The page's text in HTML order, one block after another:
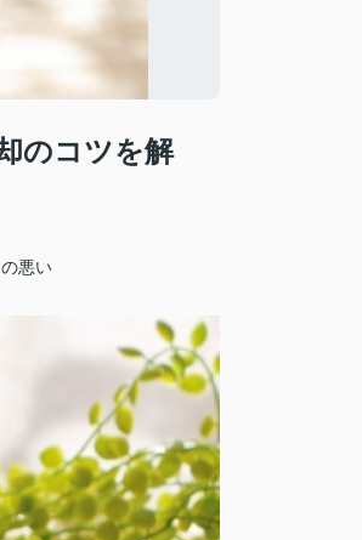
のコツを解
悪い